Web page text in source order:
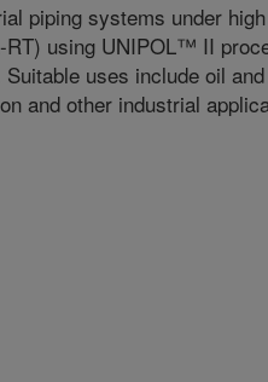
piping systems under
using UNIPOL™ II
uses include oil
and other industrial